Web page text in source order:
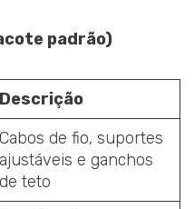
padrão)
Descrição
Cabos de fio, suportes
ajustáveis e ganchos
de teto